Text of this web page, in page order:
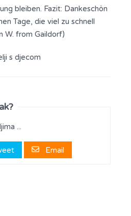
bleiben. Fazit: Dankeschön
Tage, die viel zu schnell
W. from Gaildorf)
s djecom
...
Email